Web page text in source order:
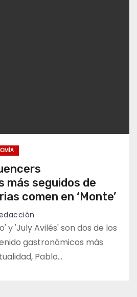
más seguidos de
comen en ‘Monte’
y 'July Avilés' son dos de los
gastronómicos más
Pablo…